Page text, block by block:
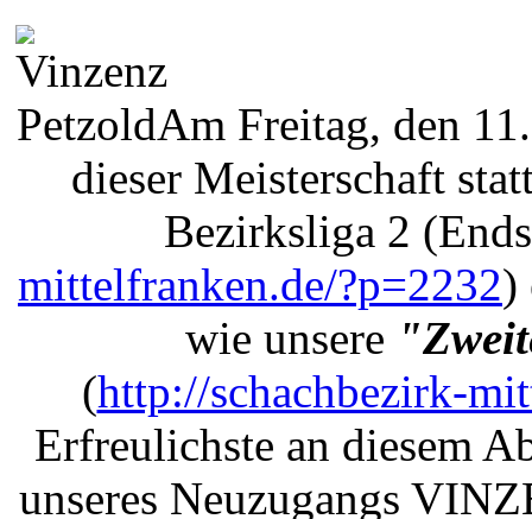
Am Freitag, den
dieser Meisterschaft
Bezirksliga 2
mittelfranken.de/?p=2232)
wie unsere
(http://schachbezirk-
Erfreulichste an diesem
unseres Neuzugangs